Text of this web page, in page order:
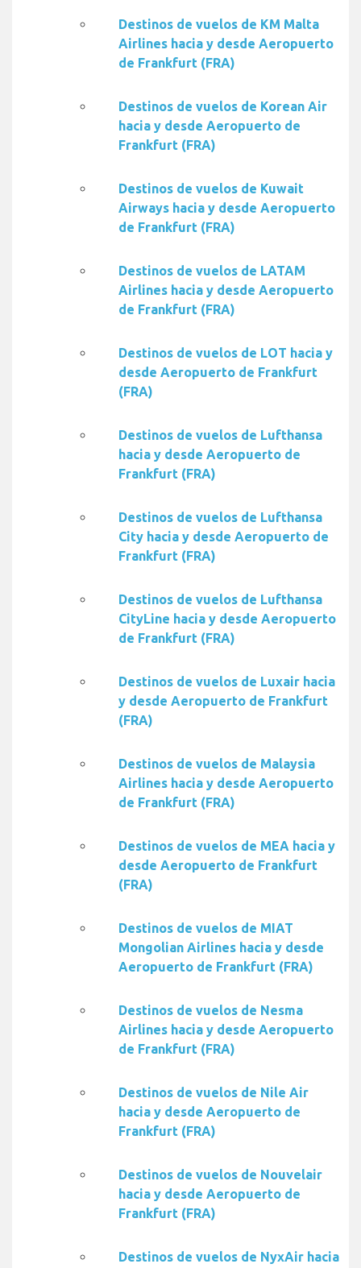
Destinos de vuelos de KM Malta
Airlines hacia y desde Aeropuerto
de Frankfurt (FRA)
Destinos de vuelos de Korean Air
hacia y desde Aeropuerto de
Frankfurt (FRA)
Destinos de vuelos de Kuwait
Airways hacia y desde Aeropuerto
de Frankfurt (FRA)
Destinos de vuelos de LATAM
Airlines hacia y desde Aeropuerto
de Frankfurt (FRA)
Destinos de vuelos de LOT hacia y
desde Aeropuerto de Frankfurt
(FRA)
Destinos de vuelos de Lufthansa
hacia y desde Aeropuerto de
Frankfurt (FRA)
Destinos de vuelos de Lufthansa
City hacia y desde Aeropuerto de
Frankfurt (FRA)
Destinos de vuelos de Lufthansa
CityLine hacia y desde Aeropuerto
de Frankfurt (FRA)
Destinos de vuelos de Luxair hacia
y desde Aeropuerto de Frankfurt
(FRA)
Destinos de vuelos de Malaysia
Airlines hacia y desde Aeropuerto
de Frankfurt (FRA)
Destinos de vuelos de MEA hacia y
desde Aeropuerto de Frankfurt
(FRA)
Destinos de vuelos de MIAT
Mongolian Airlines hacia y desde
Aeropuerto de Frankfurt (FRA)
Destinos de vuelos de Nesma
Airlines hacia y desde Aeropuerto
de Frankfurt (FRA)
Destinos de vuelos de Nile Air
hacia y desde Aeropuerto de
Frankfurt (FRA)
Destinos de vuelos de Nouvelair
hacia y desde Aeropuerto de
Frankfurt (FRA)
Destinos de vuelos de NyxAir hacia